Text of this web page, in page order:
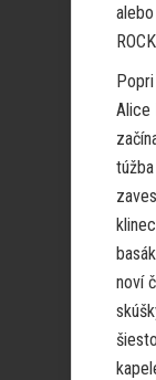
Alice
noví